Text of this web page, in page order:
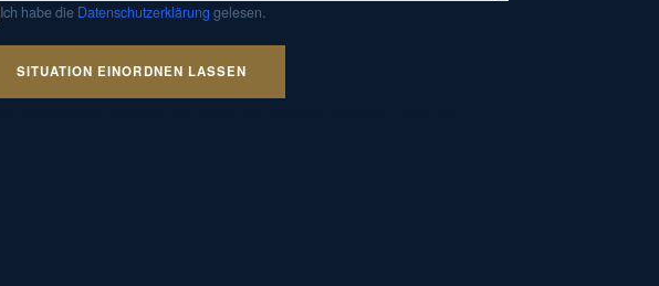
Ich habe die Datenschutzerklärung gelesen.
SITUATION EINORDNEN LASSEN